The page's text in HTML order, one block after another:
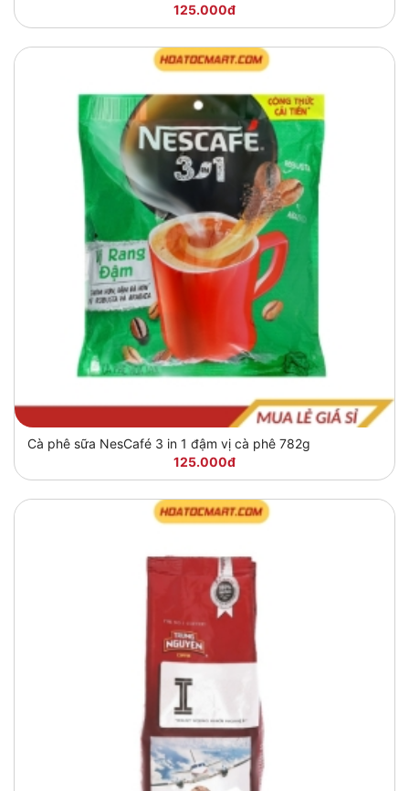
125.000đ
Cà phê sữa NesCafé 3 in 1 đậm vị cà phê 782g
125.000đ